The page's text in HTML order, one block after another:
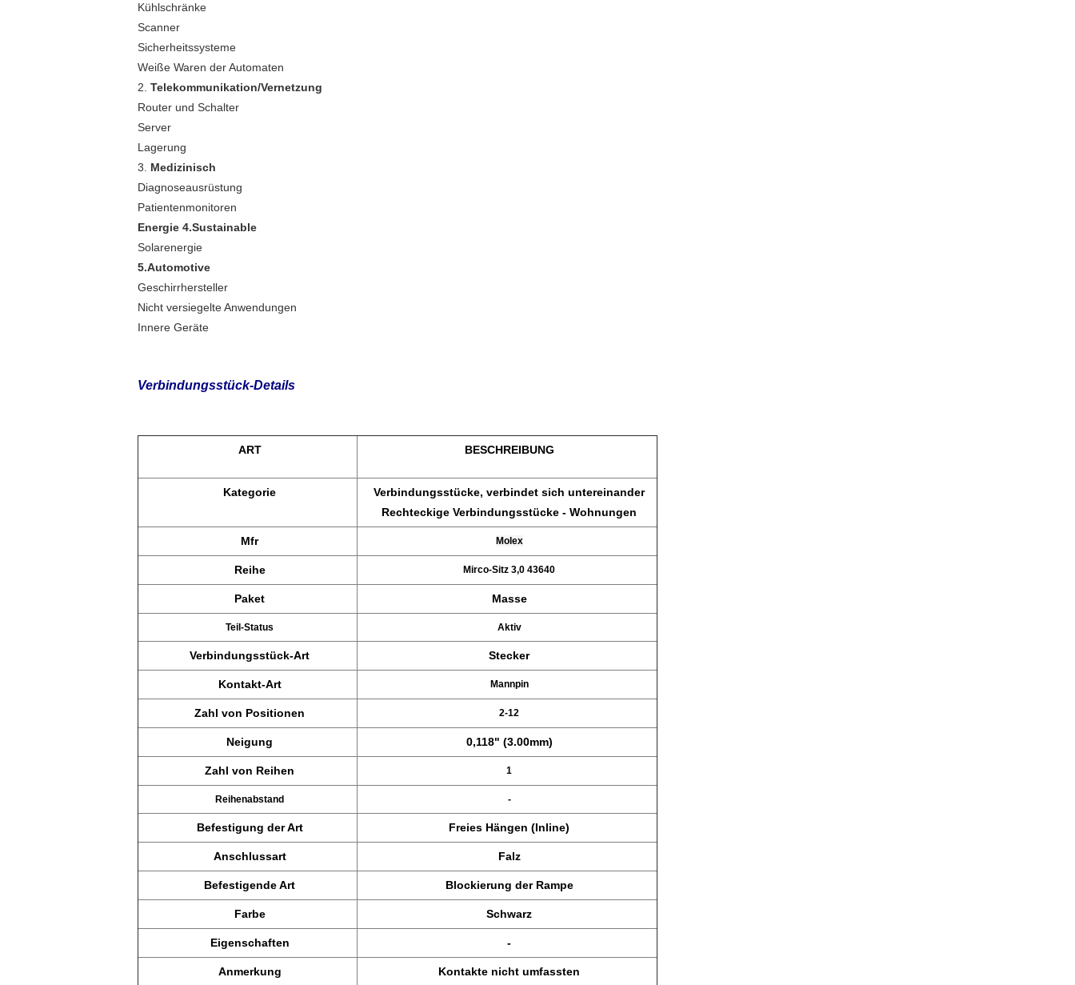
Kühlschränke
Scanner
Sicherheitssysteme
Weiße Waren der Automaten
2. Telekommunikation/Vernetzung
Router und Schalter
Server
Lagerung
3. Medizinisch
Diagnoseausrüstung
Patientenmonitoren
Energie 4.Sustainable
Solarenergie
5.Automotive
Geschirrhersteller
Nicht versiegelte Anwendungen
Innere Geräte
Verbindungsstück-Details
ART BESCHREIBUNG
Kategorie
Verbindungsstücke, verbindet sich untereinander
Rechteckige Verbindungsstücke - Wohnungen
Mfr Molex
Reihe Mirco-Sitz 3,0 43640
Paket Masse
Teil-Status Aktiv
Verbindungsstück-Art Stecker
Kontakt-Art Mannpin
Zahl von Positionen 2-12
Neigung 0,118" (3.00mm)
Zahl von Reihen 1
Reihenabstand -
Befestigung der Art Freies Hängen (Inline)
Anschlussart Falz
Befestigende Art Blockierung der Rampe
Farbe Schwarz
Eigenschaften -
Anmerkung Kontakte nicht umfassten